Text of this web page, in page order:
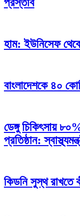
প্রস্তাব
হাম: ইউনিসেফ
বাংলাদেশকে ৪০
ডেঙ্গু চিকিৎসায়
প্রতিষ্ঠান:
কিডনি সুস্থ রাখতে